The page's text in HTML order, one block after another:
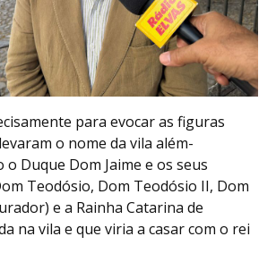
para evocar as figuras
o nome da vila além-
Duque Dom Jaime e os seus
Teodósio, Dom Teodósio II, Dom
e a Rainha Catarina de
na vila e que viria a casar com o rei